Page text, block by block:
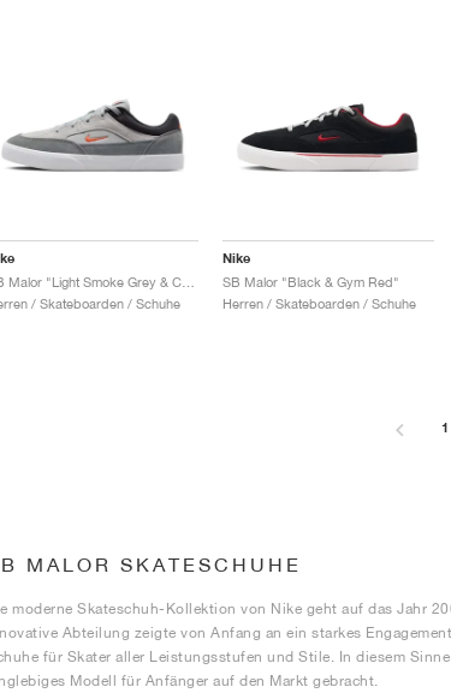
/ Skateboarden / Schuhe
Nike
SB Malor "Black & Gym Red"
Herren / Skateboarden / Schuhe
1
MALOR SKATESCHUHE
moderne Skateschuh-Kollektion von Nike geht auf das Jahr
Abteilung zeigte von Anfang an ein starkes
für Skater aller Leistungsstufen und Stile. In diesem
Modell für Anfänger auf den Markt gebracht.